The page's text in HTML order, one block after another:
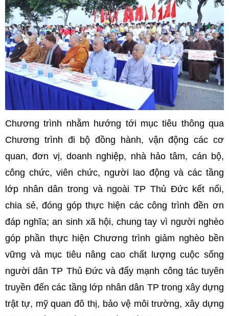
Chương trình nhằm hướng tới mục tiêu thông qua
Chương trình đi bộ đồng hành, vận động các cơ
quan, đơn vị, doanh nghiệp, nhà hảo tâm, cán bộ,
công chức, viên chức, người lao động và các tầng
lớp nhân dân trong và ngoài TP Thủ Đức kết nối,
chia sẻ, đóng góp thực hiện các công trình đền ơn
đáp nghĩa; an sinh xã hội, chung tay vì người nghèo
góp phần thực hiện Chương trình giảm nghèo bền
vững và mục tiêu nâng cao chất lượng cuộc sống
người dân TP Thủ Đức và đẩy mạnh công tác tuyên
truyền đến các tầng lớp nhân dân TP trong xây dựng
trật tự, mỹ quan đô thị, bảo vệ môi trường, xây dựng